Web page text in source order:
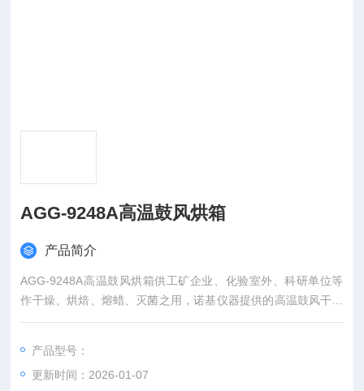
AGG-9248A高温鼓风烘箱
产品简介
AGG-9248A高温鼓风烘箱供工矿企业、化验室外、科研单位等
作干燥、烘焙、熔蜡、灭菌之用，诺基仪器提供的高温鼓风干燥
箱不仅具有国内外*的技术水平，更有良好的售后服务和优质的解
产品型号：
更新时间：2026-01-07